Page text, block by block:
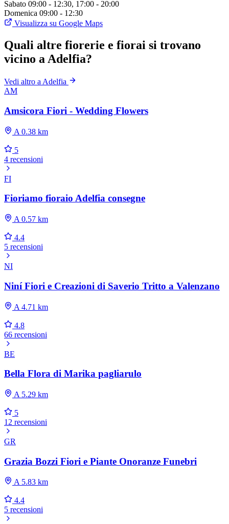
Sabato 09:00 - 12:30, 17:00 - 20:00
Domenica 09:00 - 12:30
Visualizza su Google Maps
Quali altre fiorerie e fiorai si trovano
vicino a Adelfia?
Vedi altro a Adelfia
AM
Amsicora Fiori - Wedding Flowers
A 0.38 km
5
4 recensioni
FI
Fioriamo fioraio Adelfia consegne
A 0.57 km
4.4
5 recensioni
NI
Niní Fiori e Creazioni di Saverio Tritto a Valenzano
A 4.71 km
4.8
66 recensioni
BE
Bella Flora di Marika pagliarulo
A 5.29 km
5
12 recensioni
GR
Grazia Bozzi Fiori e Piante Onoranze Funebri
A 5.83 km
4.4
5 recensioni